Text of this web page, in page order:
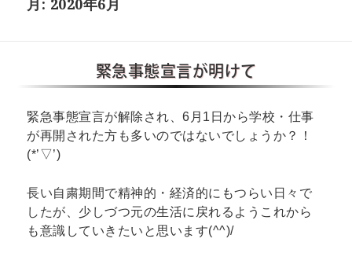
月: 2020年6月
緊急事態宣言が明けて
緊急事態宣言が解除され、6月1日から学校・仕事
が再開された方も多いのではないでしょうか？！
(*’▽’)
長い自粛期間で精神的・経済的にもつらい日々で
したが、少しづつ元の生活に戻れるようこれから
も意識していきたいと思います(^^)/